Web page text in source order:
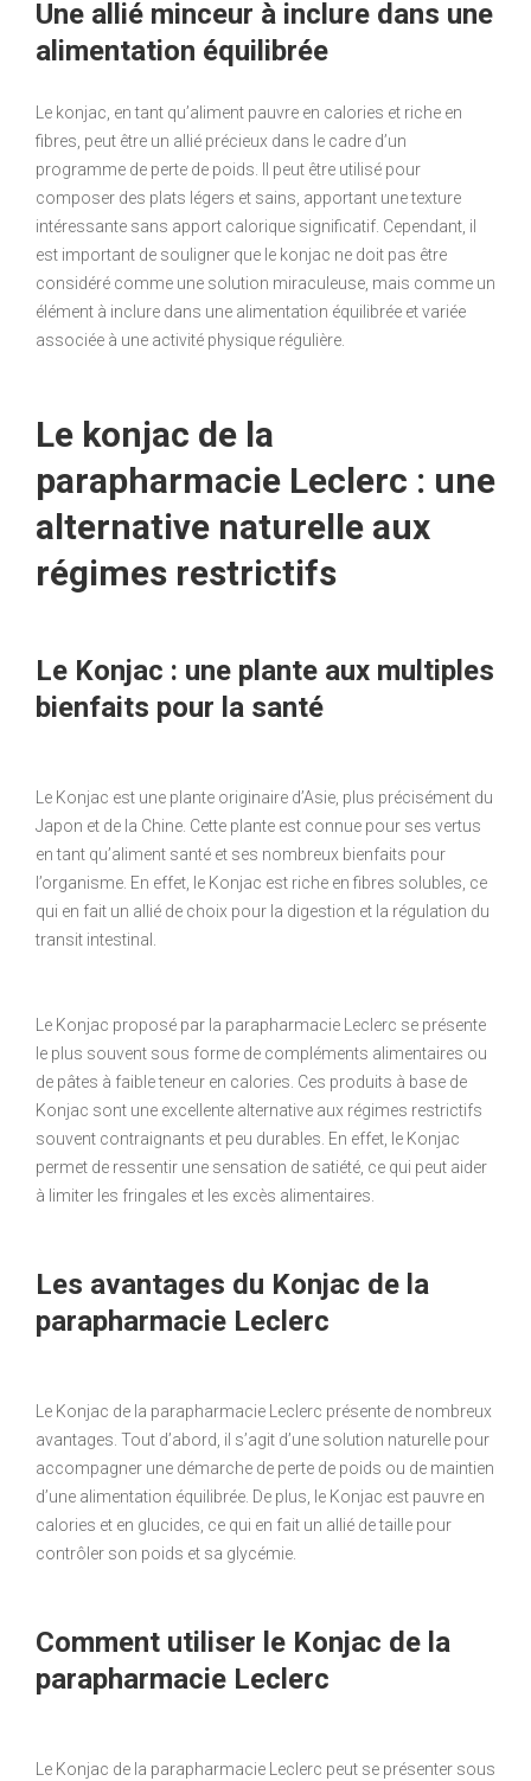
Une allié minceur à inclure dans une
alimentation équilibrée
Le konjac, en tant qu’aliment pauvre en calories et riche en
fibres, peut être un allié précieux dans le cadre d’un
programme de perte de poids. Il peut être utilisé pour
composer des plats légers et sains, apportant une texture
intéressante sans apport calorique significatif. Cependant, il
est important de souligner que le konjac ne doit pas être
considéré comme une solution miraculeuse, mais comme un
élément à inclure dans une alimentation équilibrée et variée
associée à une activité physique régulière.
Le konjac de la
parapharmacie Leclerc : une
alternative naturelle aux
régimes restrictifs
Le Konjac : une plante aux multiples
bienfaits pour la santé
Le Konjac est une plante originaire d’Asie, plus précisément du
Japon et de la Chine. Cette plante est connue pour ses vertus
en tant qu’aliment santé et ses nombreux bienfaits pour
l’organisme. En effet, le Konjac est riche en fibres solubles, ce
qui en fait un allié de choix pour la digestion et la régulation du
transit intestinal.
Le Konjac proposé par la parapharmacie Leclerc se présente
le plus souvent sous forme de compléments alimentaires ou
de pâtes à faible teneur en calories. Ces produits à base de
Konjac sont une excellente alternative aux régimes restrictifs
souvent contraignants et peu durables. En effet, le Konjac
permet de ressentir une sensation de satiété, ce qui peut aider
à limiter les fringales et les excès alimentaires.
Les avantages du Konjac de la
parapharmacie Leclerc
Le Konjac de la parapharmacie Leclerc présente de nombreux
avantages. Tout d’abord, il s’agit d’une solution naturelle pour
accompagner une démarche de perte de poids ou de maintien
d’une alimentation équilibrée. De plus, le Konjac est pauvre en
calories et en glucides, ce qui en fait un allié de taille pour
contrôler son poids et sa glycémie.
Comment utiliser le Konjac de la
parapharmacie Leclerc
Le Konjac de la parapharmacie Leclerc peut se présenter sous